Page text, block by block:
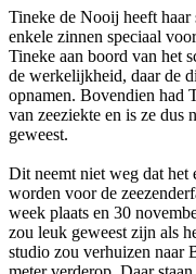
Tineke de Nooij heeft haar
enkele zinnen speciaal
Tineke aan boord van het
de werkelijkheid, daar de
opnamen. Bovendien had
van zeeziekte en is ze dus
geweest.
Dit neemt niet weg dat het
worden voor de
week plaats en 30
zou leuk geweest zijn als
studio zou verhuizen naar